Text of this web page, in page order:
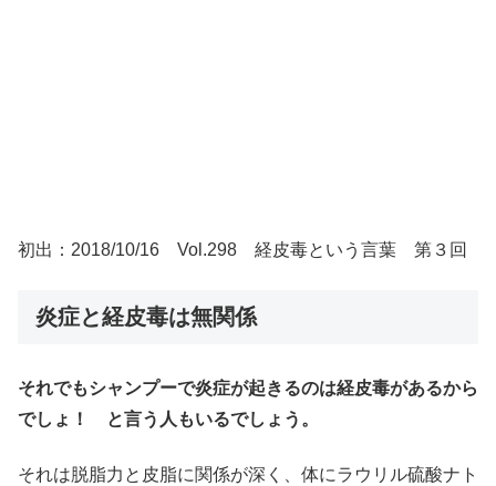
初出：2018/10/16 Vol.298 経皮毒という言葉 第３回
炎症と経皮毒は無関係
それでもシャンプーで炎症が起きるのは経皮毒があるから
でしょ！ と言う人もいるでしょう。
それは脱脂力と皮脂に関係が深く、体にラウリル硫酸ナト